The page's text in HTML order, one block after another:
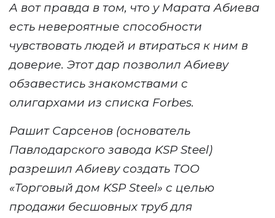
А вот правда в том, что у Марата Абиева
есть невероятные способности
чувствовать людей и втираться к ним в
доверие. Этот дар позволил Абиеву
обзавестись знакомствами с
олигархами из списка Forbes.
Рашит Сарсенов (основатель
Павлодарского завода KSP Steel)
разрешилАбиеву создать ТОО
«Торговый дом KSP Steel» с целью
продажи бесшовных трубдля